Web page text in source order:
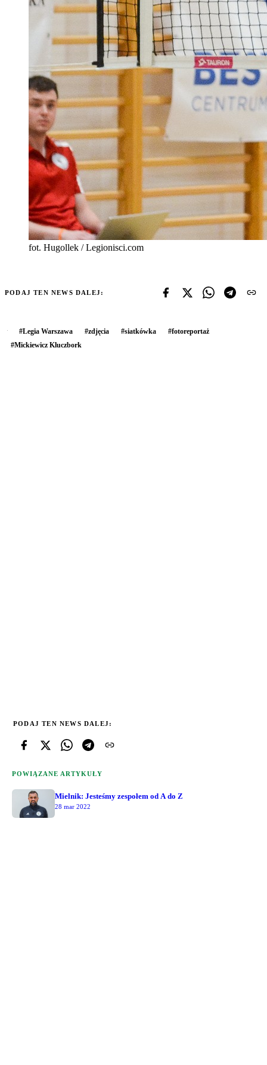
fot. Hugollek / Legionisci.com
PODAJ TEN NEWS DALEJ:
#Legia Warszawa #zdjęcia #siatkówka #fotoreportaż
#Mickiewicz Kluczbork
PODAJ TEN NEWS DALEJ:
POWIĄZANE ARTYKUŁY
Mielnik: Jesteśmy zespołem od A do Z
28 mar 2022